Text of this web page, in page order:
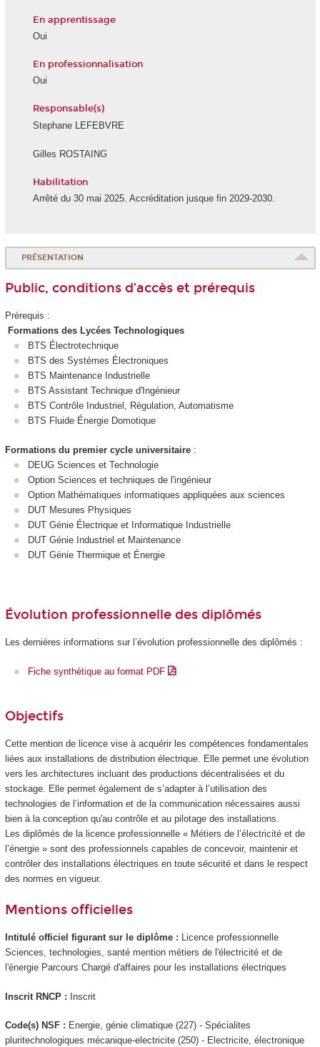
En apprentissage
Oui
En professionnalisation
Oui
Responsable(s)
Stephane LEFEBVRE
Gilles ROSTAING
Habilitation
Arrêté du 30 mai 2025. Accréditation jusque fin 2029-2030.
PRÉSENTATION
Public, conditions d’accès et prérequis
Prérequis :
Formations des Lycées Technologiques
BTS Électrotechnique
BTS des Systèmes Électroniques
BTS Maintenance Industrielle
BTS Assistant Technique d'Ingénieur
BTS Contrôle Industriel, Régulation, Automatisme
BTS Fluide Énergie Domotique
Formations du premier cycle universitaire :
DEUG Sciences et Technologie
Option Sciences et techniques de l'ingénieur
Option Mathématiques informatiques appliquées aux sciences
DUT Mesures Physiques
DUT Génie Électrique et Informatique Industrielle
DUT Génie Industriel et Maintenance
DUT Génie Thermique et Énergie
Évolution professionnelle des diplômés
Les dernières informations sur l’évolution professionnelle des diplômés :
Fiche synthétique au format PDF
Objectifs
Cette mention de licence vise à acquérir les compétences fondamentales
liées aux installations de distribution électrique. Elle permet une évolution
vers les architectures incluant des productions décentralisées et du
stockage. Elle permet également de s’adapter à l’utilisation des
technologies de l’information et de la communication nécessaires aussi
bien à la conception qu'au contrôle et au pilotage des installations.
Les diplômés de la licence professionnelle « Métiers de l’électricité et de
l’énergie » sont des professionnels capables de concevoir, maintenir et
contrôler des installations électriques en toute sécurité et dans le respect
des normes en vigueur.
Mentions officielles
Intitulé officiel figurant sur le diplôme : Licence professionnelle
Sciences, technologies, santé mention métiers de l'électricité et de
l'énergie Parcours Chargé d'affaires pour les installations électriques
Inscrit RNCP: Inscrit
Code(s) NSF : Energie, génie climatique (227) - Spécialites
pluritechnologiques mécanique-electricite (250) - Electricite, électronique